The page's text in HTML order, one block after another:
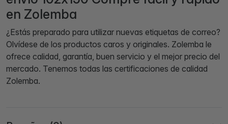
en Zolemba
¿Estás preparado para utilizar nuevas etiquetas de correo?
Olvídese de los productos caros y originales. Zolemba le
ofrece calidad, garantía, buen servicio y el mejor precio del
mercado. Tenemos todas las certificaciones de calidad
Zolemba.